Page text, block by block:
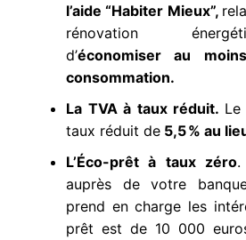
l’aide “Habiter Mieux”,
rénovation
d’économiser au
consommation.
La TVA à taux réduit. Le
taux réduit de5,5 % au
L’Éco-prêt à taux zéro.
auprès de votre
prend en charge les
prêt est de 10 000